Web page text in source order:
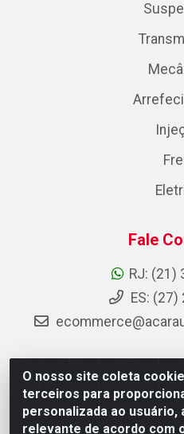
O nosso site coleta
terceiros para
personalizada ao usuário,
relevante de acordo com
Fale
RJ: (21)
ES:
AC Araujo Distribuidora -
São Cristóvão, Rio de
CNPJ